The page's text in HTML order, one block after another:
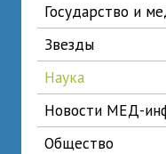
государство и
звезды
наука
новости МЕД-
общество